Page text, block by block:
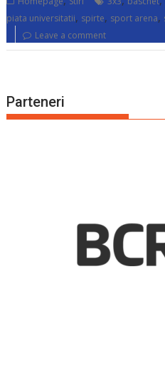
piata universitatii, spirte, sport arena,
Leave a comment
Parteneri